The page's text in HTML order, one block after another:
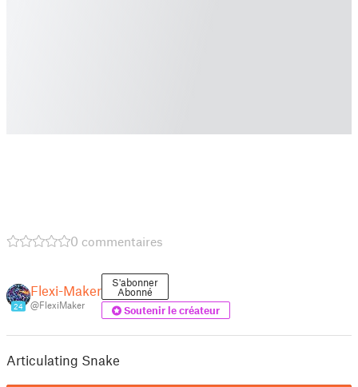
0 commentaires
24
Flexi-Maker
@FlexiMaker
S'abonner
Abonné
Soutenir le créateur
Articulating Snake